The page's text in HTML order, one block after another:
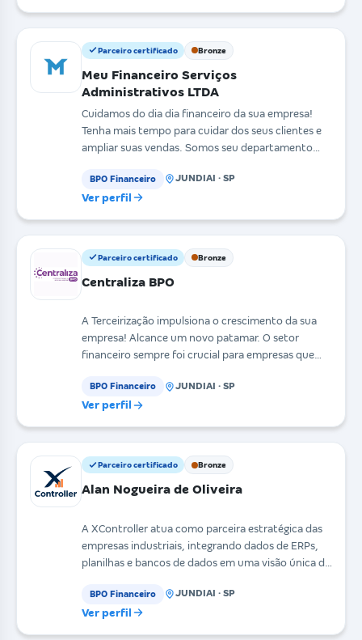
Parceiro certificado Bronze
Meu Financeiro Serviços
Administrativos LTDA
Cuidamos do dia dia financeiro da sua empresa!
Tenha mais tempo para cuidar dos seus clientes e
ampliar suas vendas. Somos seu departamento
BPO Financeiro JUNDIAI · SP
Ver perfil
Parceiro certificado Bronze
Centraliza BPO
A Terceirização impulsiona o crescimento da sua
empresa! Alcance um novo patamar. O setor
financeiro sempre foi crucial para empresas que
BPO Financeiro JUNDIAI · SP
Ver perfil
Parceiro certificado Bronze
Alan Nogueira de Oliveira
A XController atua como parceira estratégica das
empresas industriais, integrando dados de ERPs,
planilhas e bancos de dados em uma visão única de
BPO Financeiro JUNDIAI · SP
Ver perfil